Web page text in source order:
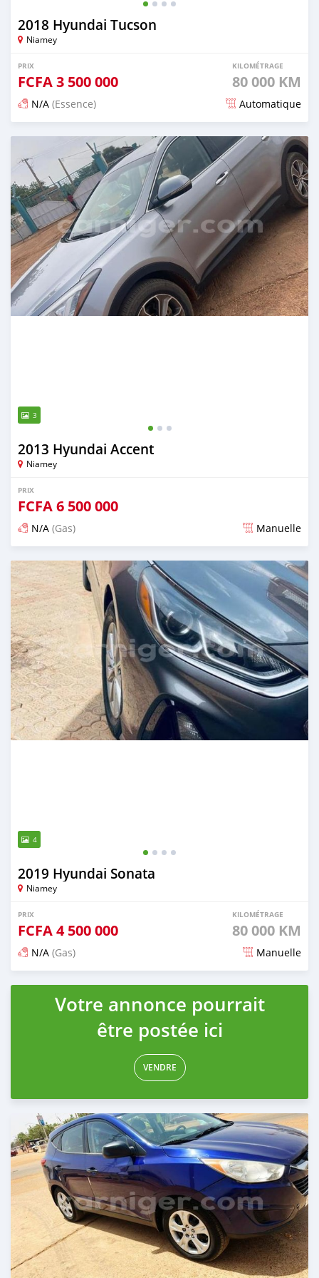
2018 Hyundai Tucson
Niamey
PRIX
FCFA3 500 000
KILOMÉTRAGE
80 000 KM
N/A (Essence) Automatique
Publié il y a presque 3 ans
3
2013 Hyundai Accent
Niamey
PRIX
FCFA6 500 000
N/A (Gas) Manuelle
Publié il y a presque 3 ans
4
2019 Hyundai Sonata
Niamey
PRIX
FCFA4 500 000
KILOMÉTRAGE
80 000 KM
N/A (Gas) Manuelle
Publié il y a environ 3 ans
Votre annonce pourrait
être postée ici
VENDRE